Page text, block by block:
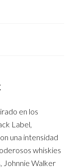
en los
Label,
una intensidad
whiskies
Johnnie Walker